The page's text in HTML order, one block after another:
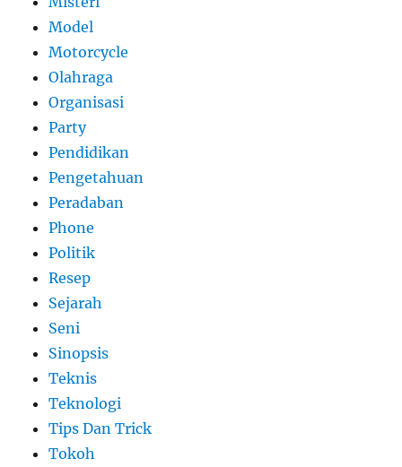
Model
Motorcycle
Olahraga
Organisasi
Party
Pendidikan
Pengetahuan
Peradaban
Phone
Politik
Resep
Sejarah
Seni
Sinopsis
Teknis
Teknologi
Tips Dan Trick
Tokoh